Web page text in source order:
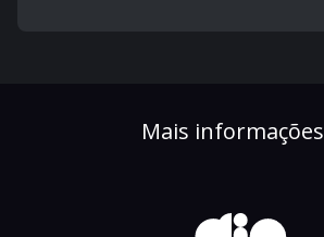
Mais informações